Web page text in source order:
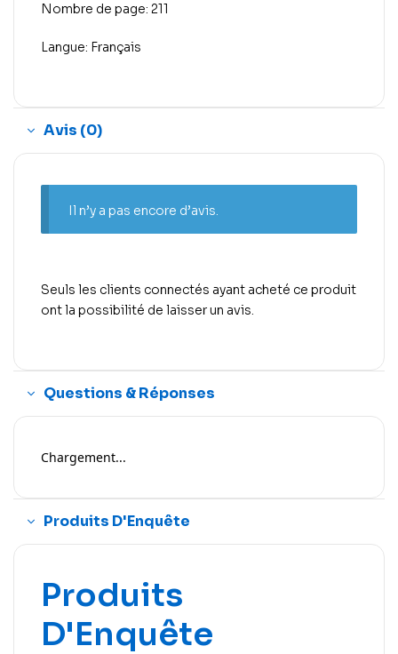
Nombre de page: 211
Langue: Français
Avis (0)
Il n’y a pas encore d’avis.
Seuls les clients connectés ayant acheté ce produit
ont la possibilité de laisser un avis.
Questions & Réponses
Chargement...
Produits D'Enquête
Produits
D'Enquête